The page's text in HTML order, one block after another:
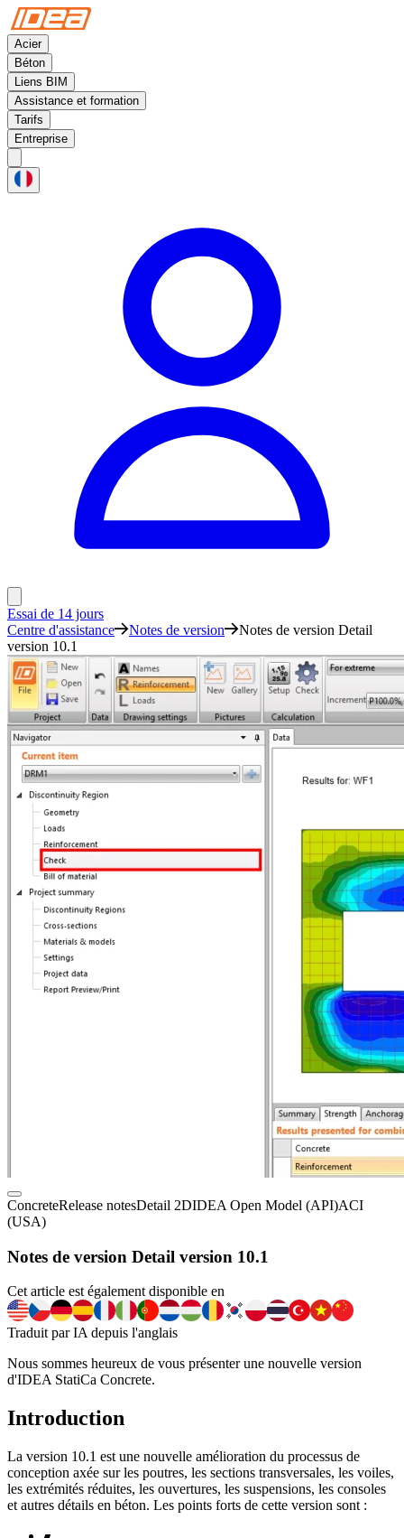
Acier
Béton
Liens BIM
Assistance et formation
Tarifs
Entreprise
Essai de 14 jours
Centre d'assistance
Notes de version
Notes de version Detail
version 10.1
ConcreteRelease notesDetail 2DIDEA Open Model (API)ACI
(USA)
Notes de version Detail version 10.1
Cet article est également disponible en
Traduit par IA depuis l'anglais
Nous sommes heureux de vous présenter une nouvelle version
d'IDEA StatiCa Concrete.
Introduction
La version 10.1 est une nouvelle amélioration du processus de
conception axée sur les poutres, les sections transversales, les voiles,
les extrémités réduites, les ouvertures, les suspensions, les consoles
et autres détails en béton. Les points forts de cette version sont :